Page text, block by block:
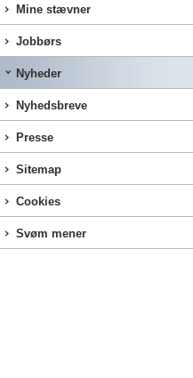
Mine stævner
Jobbørs
Nyheder
Nyhedsbreve
Presse
Sitemap
Cookies
Svøm mener